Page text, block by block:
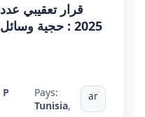
2025 : حجية
P
Pays:
Tunisia,
ar